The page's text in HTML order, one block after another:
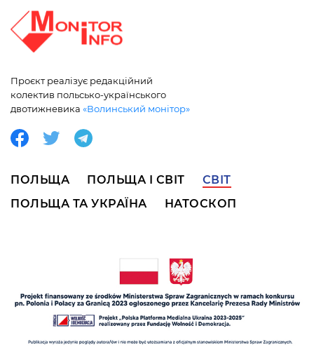
Проєкт реалізує редакційний
колектив польсько-українського
двотижневика «Волинський монітор»
ПОЛЬЩА ПОЛЬЩА І СВІТ
СВІТ
ПОЛЬЩА ТА УКРАЇНА
НАТОСКОП